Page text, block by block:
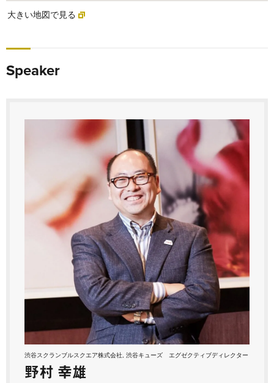
大きい地図で見る
Speaker
渋谷スクランブルスクエア株式会社, 渋谷キューズ エグゼクティブディレクター
野村 幸雄